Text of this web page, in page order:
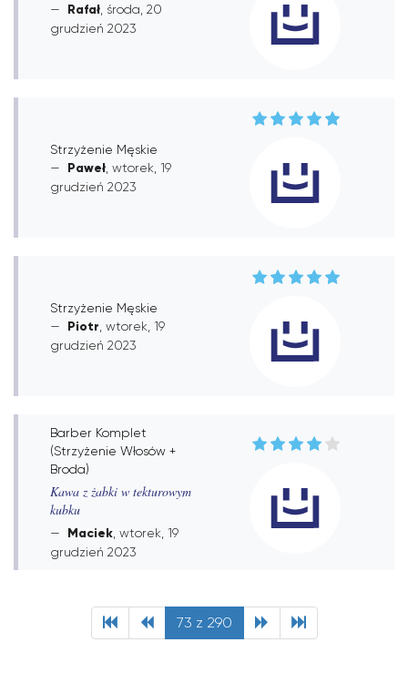
Rafał , środa, 20
grudzień 2023
Strzyżenie Męskie
Paweł , wtorek, 19
grudzień 2023
Strzyżenie Męskie
Piotr , wtorek, 19
grudzień 2023
Barber Komplet
(Strzyżenie Włosów +
Broda)
Kawa z żabki w tekturowym
kubku
Maciek , wtorek, 19
grudzień 2023
73 z 290